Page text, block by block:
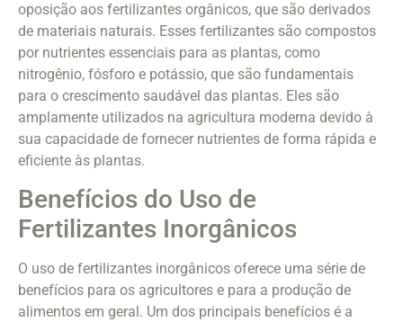
oposição aos fertilizantes orgânicos, que são derivados
de materiais naturais. Esses fertilizantes são compostos
por nutrientes essenciais para as plantas, como
nitrogênio, fósforo e potássio, que são fundamentais
para o crescimento saudável das plantas. Eles são
amplamente utilizados na agricultura moderna devido à
sua capacidade de fornecer nutrientes de forma rápida e
eficiente às plantas.
Benefícios do Uso de
Fertilizantes Inorgânicos
O uso de fertilizantes inorgânicos oferece uma série de
benefícios para os agricultores e para a produção de
alimentos em geral. Um dos principais benefícios é a